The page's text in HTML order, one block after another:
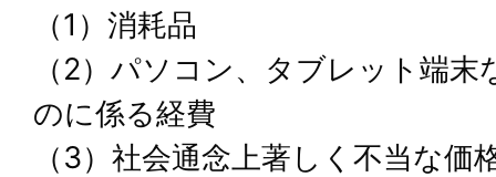
（1）消耗品
（2）パソコン、タブレット端
のに係る経費
（3）社会通念上著しく不当な価